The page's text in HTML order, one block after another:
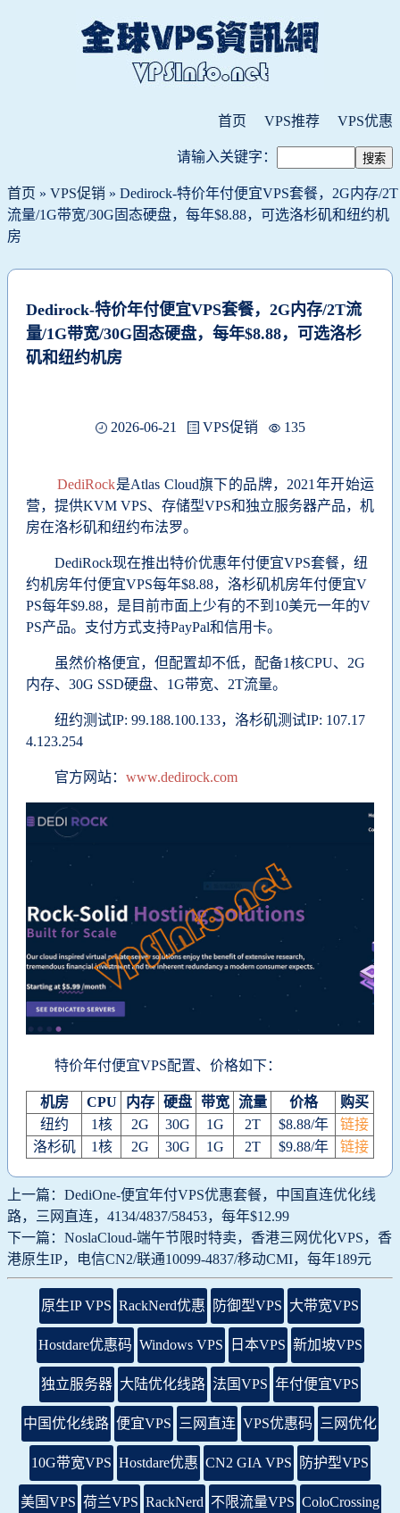
首页 VPS推荐 VPS优惠
请输入关键字：
首页 » VPS促销 » Dedirock-特价年付便宜VPS套餐，2G内存/2T
流量/1G带宽/30G固态硬盘，每年$8.88，可选洛杉矶和纽约机
房
Dedirock-特价年付便宜VPS套餐，2G内存/2T流
量/1G带宽/30G固态硬盘，每年$8.88，可选洛杉
矶和纽约机房
2026-06-21 VPS促销 135
DediRock是Atlas Cloud旗下的品牌，2021年开始运
营，提供KVM VPS、存储型VPS和独立服务器产品，机
房在洛杉矶和纽约布法罗。
DediRock现在推出特价优惠年付便宜VPS套餐，纽
约机房年付便宜VPS每年$8.88，洛杉矶机房年付便宜V
PS每年$9.88，是目前市面上少有的不到10美元一年的V
PS产品。支付方式支持PayPal和信用卡。
虽然价格便宜，但配置却不低，配备1核CPU、2G
内存、30G SSD硬盘、1G带宽、2T流量。
纽约测试IP: 99.188.100.133，洛杉矶测试IP: 107.17
4.123.254
官方网站： www.dedirock.com
特价年付便宜VPS配置、价格如下：
机房 CPU 内存 硬盘 带宽 流量 价格
购买
纽约
1核 2G 30G 1G 2T $8.88/年
链接
洛杉矶
1核 2G 30G 1G 2T $9.88/年 链接
上一篇：DediOne-便宜年付VPS优惠套餐，中国直连优化线
路，三网直连，4134/4837/58453，每年$12.99
下一篇：NoslaCloud-端午节限时特卖，香港三网优化VPS，香
港原生IP，电信CN2/联通10099-4837/移动CMI，每年189元
原生IP VPS RackNerd优惠 防御型VPS 大带宽VPS
Hostdare优惠码 Windows VPS 日本VPS 新加坡VPS
独立服务器 大陆优化线路 法国VPS 年付便宜VPS
中国优化线路 便宜VPS 三网直连 VPS优惠码 三网优化
10G带宽VPS Hostdare优惠 CN2 GIA VPS 防护型VPS
美国VPS 荷兰VPS RackNerd 不限流量VPS ColoCrossing